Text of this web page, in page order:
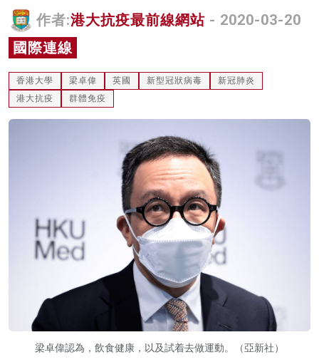
作者:港大抗疫最前線網站 - 2020-03-20
國際連線
香港大學 梁卓偉 英國 新型冠狀病毒
新冠肺炎
港大抗疫
群體免疫
梁卓偉認為，飲食健康，以及試着去做運動。（亞新社）